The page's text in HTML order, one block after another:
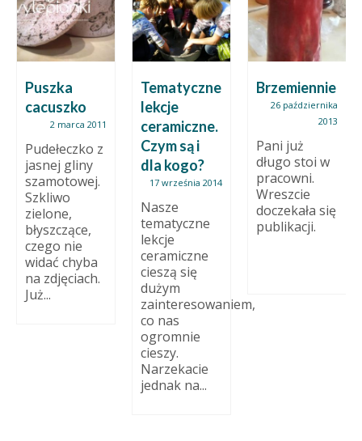
Puszka
cacuszko
2 marca 2011
Pudełeczko z
jasnej gliny
szamotowej.
Szkliwo
zielone,
błyszczące,
czego nie
widać chyba
na zdjęciach.
Już...
Tematyczne
lekcje
ceramiczne.
Czym są i
dla kogo?
17 września 2014
Nasze
tematyczne
lekcje
ceramiczne
cieszą się
dużym
zainteresowaniem,
co nas
ogromnie
cieszy.
Narzekacie
jednak na...
Brzemiennie
26 października
2013
Pani już
długo stoi w
pracowni.
Wreszcie
doczekała się
publikacji.